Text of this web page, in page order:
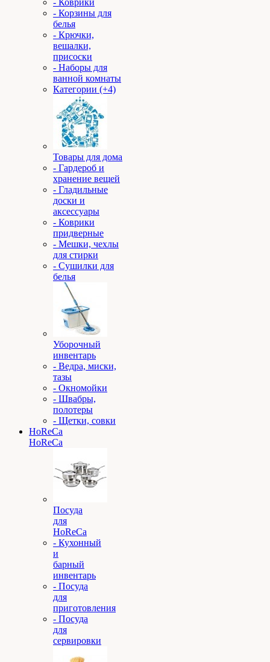
- Коврики
- Корзины для
белья
- Крючки,
вешалки,
присоски
- Наборы для
ванной комнаты
Категории (+4)
Товары для дома
- Гардероб и
хранение вещей
- Гладильные
доски и
аксессуары
- Коврики
придверные
- Мешки, чехлы
для стирки
- Сушилки для
белья
Уборочный
инвентарь
- Ведра, миски,
тазы
- Окномойки
- Швабры,
полотеры
- Щетки, совки
HoReCa
HoReCa
Посуда
для
HoReCa
- Кухонный
и
барный
инвентарь
- Посуда
для
приготовления
- Посуда
для
сервировки